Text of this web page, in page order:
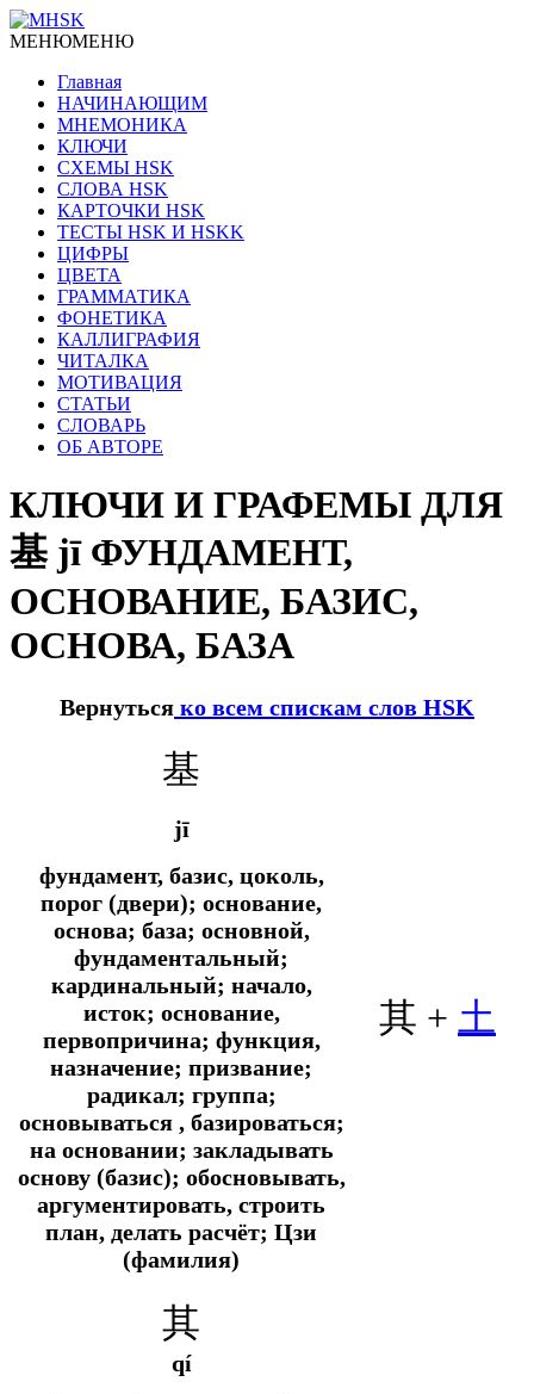
МЕНЮМЕНЮ
Главная
НАЧИНАЮЩИМ
МНЕМОНИКА
КЛЮЧИ
СХЕМЫ HSK
СЛОВА HSK
КАРТОЧКИ HSK
ТЕСТЫ HSK И HSKK
ЦИФРЫ
ЦВЕТА
ГРАММАТИКА
ФОНЕТИКА
КАЛЛИГРАФИЯ
ЧИТАЛКА
МОТИВАЦИЯ
СТАТЬИ
СЛОВАРЬ
ОБ АВТОРЕ
КЛЮЧИ И ГРАФЕМЫ ДЛЯ
基 jī ФУНДАМЕНТ,
ОСНОВАНИЕ, БАЗИС,
ОСНОВА, БАЗА
Вернуться ко всем спискам слов HSK
基
jī
фундамент, базис, цоколь,
порог (двери); основание,
основа; база; основной,
фундаментальный;
кардинальный; начало,
исток; основание,
первопричина; функция,
назначение; призвание;
радикал; группа;
основываться , базироваться;
на основании; закладывать
основу (базис); обосновывать,
аргументировать, строить
план, делать расчёт; Цзи
(фамилия)
其 + 土
其
qí